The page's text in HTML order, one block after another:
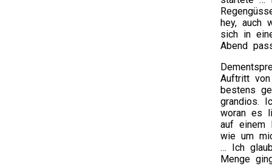
hey, auch
sich in
Abend
Auftritt
bestens
grandios.
woran es
auf einem
wie um
… Ich
Menge